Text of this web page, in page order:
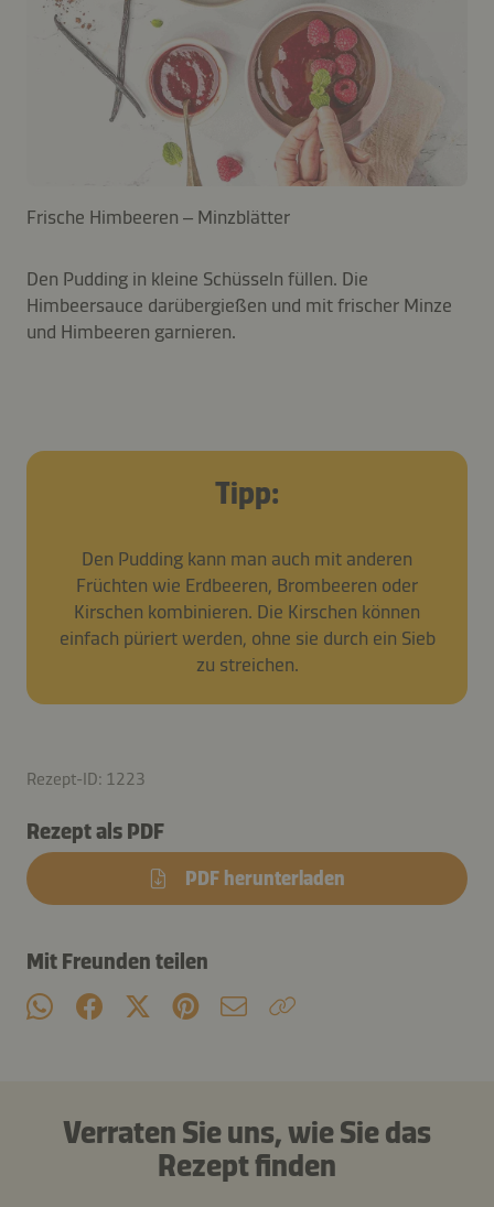
Frische Himbeeren – Minzblätter
Den Pudding in kleine Schüsseln füllen. Die
Himbeersauce darübergießen und mit frischer Minze
und Himbeeren garnieren.
Tipp:
Den Pudding kann man auch mit anderen
Früchten wie Erdbeeren, Brombeeren oder
Kirschen kombinieren. Die Kirschen können
einfach püriert werden, ohne sie durch ein Sieb
zu streichen.
Rezept-ID: 1223
Rezept als PDF
PDF herunterladen
Mit Freunden teilen
Verraten Sie uns, wie Sie das
Rezept finden